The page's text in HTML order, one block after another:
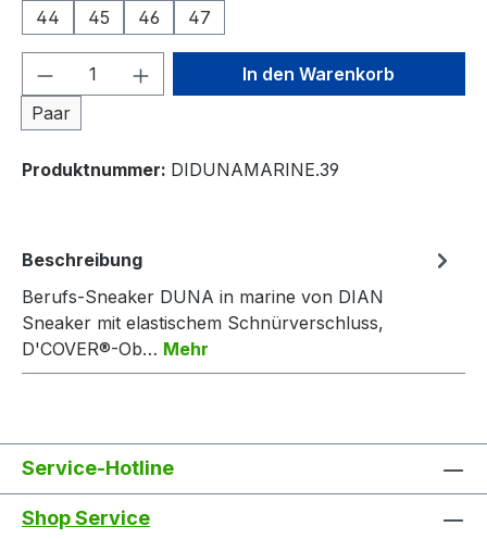
44
45 46 47
Produkt Anzahl: Gib den
Paar
In den Warenkorb
Produktnummer: DIDUNAMARINE.39
Beschreibung
Berufs-Sneaker DUNA in marine von DIAN
Sneaker mit elastischem Schnürverschluss,
D'COVER®-Ob… Mehr
Service-Hotline
Shop Service